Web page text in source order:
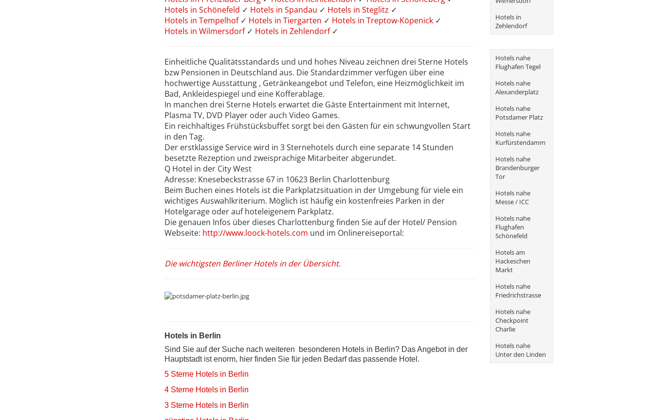
Hotels in Schönefeld ✓ Hotels in Spandau ✓ Hotels in Steglitz ✓
Hotels in Tempelhof ✓ Hotels in Tiergarten ✓ Hotels in Treptow-Köpenick ✓
Hotels in Wilmersdorf ✓ Hotels in Zehlendorf✓
Einheitliche Qualitätsstandards und und hohes Niveau zeichnen drei Sterne Hotels
bzw Pensionen in Deutschland aus. Die Standardzimmer verfügen über eine
hochwertige Ausstattung , Getränkeangebot und Telefon, eine Heizmöglichkeit im
Bad, Ankleidespiegel und eine Kofferablage.
In manchen drei Sterne Hotels erwartet die Gäste Entertainment mit Internet,
Plasma TV, DVD Player oder auch Video Games.
Ein reichhaltiges Frühstücksbuffet sorgt bei den Gästen für ein schwungvollen Start
in den Tag.
Der erstklassige Service wird in 3 Sternehotels durch eine separate 14 Stunden
besetzte Rezeption und zweisprachige Mitarbeiter abgerundet.
Q Hotel in der City West
Adresse: Knesebeckstrasse 67 in 10623 Berlin Charlottenburg
Beim Buchen eines Hotels ist die Parkplatzsituation in der Umgebung für viele ein
wichtiges Auswahlkriterium. Möglich ist häufig ein kostenfreies Parken in der
Hotelgarage oder auf hoteleigenem Parkplatz.
Die genauen Infos über dieses Charlottenburg finden Sie auf der Hotel/ Pension
Webseite: http://www.loock-hotels.com und im Onlinereiseportal:
Die wichtigsten Berliner Hotels in der Übersicht.
Hotels in Berlin
Sind Sie auf der Suche nach weiteren besonderen Hotels in Berlin? Das Angebot in der
Hauptstadt ist enorm, hier finden Sie für jeden Bedarf das passende Hotel.
5 Sterne Hotels in Berlin
4 Sterne Hotels in Berlin
3 Sterne Hotels in Berlin
Hotels in
Zehlendorf
Hotels nahe
Flughafen Tegel
Hotels nahe
Alexanderplatz
Hotels nahe
Potsdamer Platz
Hotels nahe
Kurfürstendamm
Hotels nahe
Brandenburger
Tor
Hotels nahe
Messe / ICC
Hotels nahe
Flughafen
Schönefeld
Hotels am
Hackeschen
Markt
Hotels nahe
Friedrichstrasse
Hotels nahe
Checkpoint
Charlie
Hotels nahe
Unter den Linden